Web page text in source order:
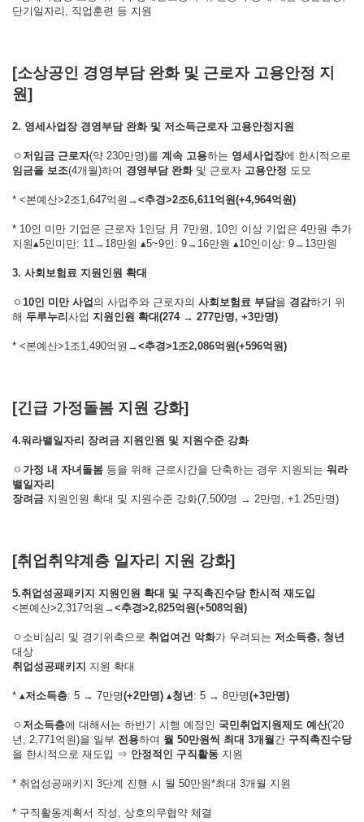
단기일자리, 직업훈련 등 지원
[소상공인 경영부담 완화 및 근로자 고용안정 지
원]
2. 영세사업장 경영부담 완화 및 저소득근로자 고용안정지원
ㅇ 저임금 근로자(약 230만명)를 계속 고용하는 영세사업장에 한시적으로
임금을 보조(4개월)하여 경영부담 완화및 근로자 고용안정 도모
* <본예산>2조1,647억원→<추경>2조6,611억원(+4,964억원)
* 10인 미만 기업은 근로자 1인당 月 7만원, 10인 이상 기업은 4만원 추가
지원▴5인미만: 11→18만원 ▴5~9인: 9→16만원 ▴10인이상: 9→13만원
3. 사회보험료 지원인원 확대
ㅇ10인 미만 사업 의 사업주와 근로자의 사회보험료 부담을 경감하기 위
해 두루누리 사업 지원인원 확대(274 → 277만명, +3만명)
* <본예산>1조1,490억원→<추경>1조2,086억원(+596억원)
[긴급 가정돌봄 지원 강화]
4.워라밸일자리 장려금 지원인원 및 지원수준 강화
ㅇ가정 내 자녀돌봄 등을 위해 근로시간을 단축하는 경우 지원되는 워라
밸일자리
장려금 지원인원 확대 및 지원수준 강화(7,500명 → 2만명, +1.25만명)
[취업취약계층 일자리 지원 강화]
5.취업성공패키지 지원인원 확대 및 구직촉진수당 한시적 재도입
<본예산>2,317억원→<추경>2,825억원(+508억원)
ㅇ소비심리 및 경기위축으로 취업여건 악화가 우려되는 저소득층, 청년
대상
취업성공패키지 지원 확대
* ▴저소득층: 5 → 7만명(+2만명) ▴청년: 5 → 8만명(+3만명)
ㅇ 저소득층에 대해서는 하반기 시행 예정인 국민취업지원제도 예산('20
년, 2,771억원)을 일부 전용하여 월 50만원씩 최대 3개월 간 구직촉진수당
을 한시적으로 재도입 ⇒ 안정적인 구직활동 지원
* 취업성공패키지 3단계 진행 시 월 50만원*최대 3개월 지원
* 구직활동계획서 작성, 상호의무협약 체결